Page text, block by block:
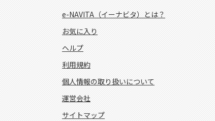
e-NAVITA（イーナビタ）とは？
お気に入り
ヘルプ
利用規約
個人情報の取り扱いについて
運営会社
サイトマップ